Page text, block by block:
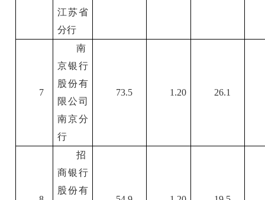
江苏省
分行
7
南
京银行
股份有
限公司
南京分
行
73.5 1.20 26.1
招
商银行
股份有